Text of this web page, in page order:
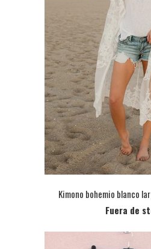
Kimono bohemio blanco
Fuera de